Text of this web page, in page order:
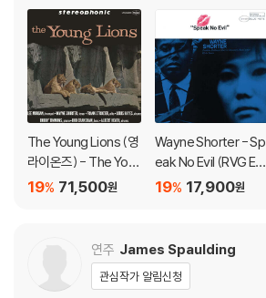
The Young Lions (영
라이온즈) - The You
ng Lions [LP]
71,500원
19%
Wayne Shorter - Sp
eak No Evil (RVG Edi
tion) 17,900원
19%
연주 James Spaulding
관심작가 알림신청